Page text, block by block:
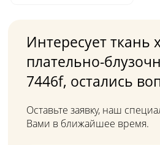
Интересует ткань
плательно-
7446f, остались
Оставьте заявку, наш
Вами в ближайшее время.